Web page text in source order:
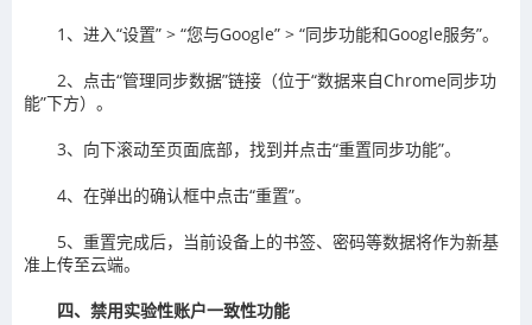
1、进入“设置” > “您与Google” > “同步功能和Google服务”。
2、点击“管理同步数据”链接（位于“数据来自Chrome同步功
能”下方）。
3、向下滚动至页面底部，找到并点击“重置同步功能”。
4、在弹出的确认框中点击“重置”。
5、重置完成后，当前设备上的书签、密码等数据将作为新基
准上传至云端。
四、禁用实验性账户一致性功能